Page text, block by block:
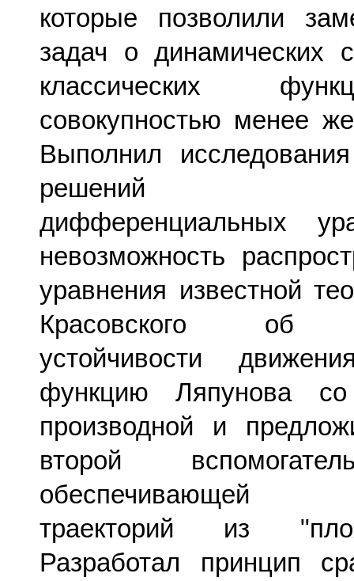
которые позволили
задач о динамических
классических
совокупностью менее
Выполнил
решений
дифференциальных
невозможность
уравнения известной
Красовского об
устойчивости
функцию Ляпунова со
производной и
второй
обеспечивающей
траекторий из
Разработал принцип